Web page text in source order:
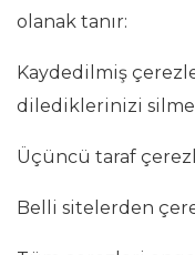
olanak tanır:
Kaydedilmiş
dilediklerinizi silme
Üçüncü taraf
Belli sitelerden